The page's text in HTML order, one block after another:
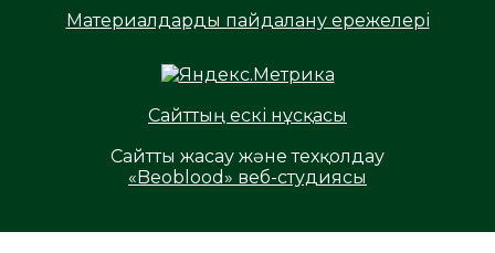
Материалдарды пайдалану ережелері
Сайттың ескі нұсқасы
Сайтты жасау және техқолдау
«Beoblood» веб-студиясы